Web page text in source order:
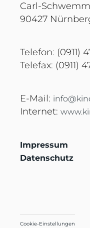
Carl-
90427
Telefon: (0911)
Telefax: (0911)
E-Mail:
Internet:
Impressum
Datenschutz
Cookie-Einstellungen